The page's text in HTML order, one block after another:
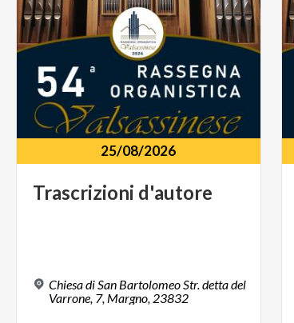
25/08/2026
Trascrizioni d'autore
Chiesa di San Bartolomeo Str. detta del
Varrone, 7, Margno, 23832